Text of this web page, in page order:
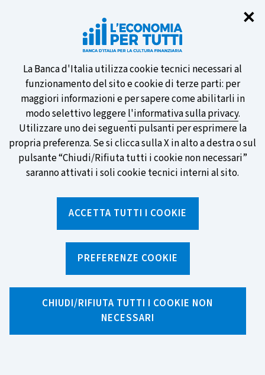
✕
Informativa
sui
cookie
La Banca d'Italia utilizza cookie tecnici necessari al
funzionamento del sito e cookie di terze parti: per
maggiori informazioni e per sapere come abilitarli in
modo selettivo leggerel'informativa sulla privacy.
Utilizzare uno dei seguenti pulsanti per esprimere la
propria preferenza. Se si clicca sulla X in alto a destra o sul
pulsante “Chiudi/Rifiuta tutti i cookie non necessari”
saranno attivati i soli cookie tecnici interni al sito.
ACCETTA TUTTI I COOKIE
PREFERENZE COOKIE
CHIUDI/RIFIUTA TUTTI I COOKIE NON
NECESSARI
Partecipa al sondaggio della BCE
sulle nuove banconote e vota la tua
preferita!
SCOPRI DI PIÙ
Ricerca per tag
14 risultati di ricerca per tag "Criptoattività"